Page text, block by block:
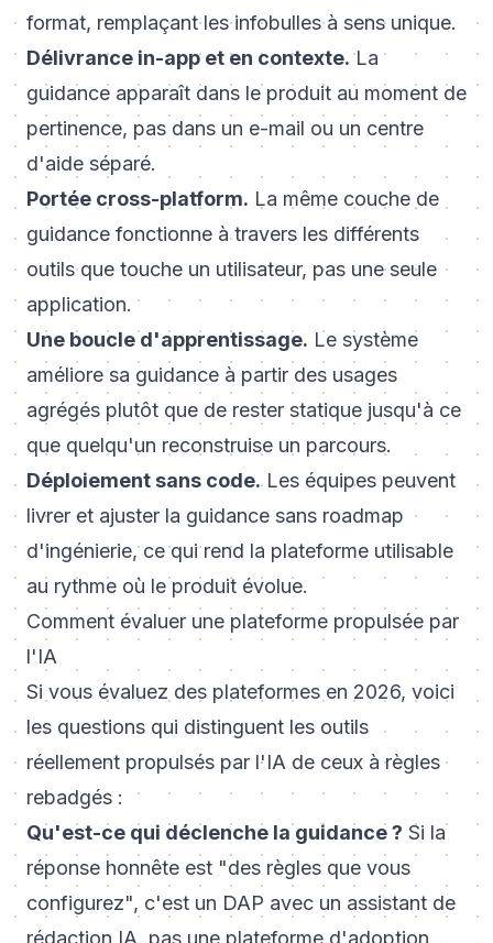
format, remplaçant les infobulles à sens unique.
Délivrance in-app et en contexte.La
guidance apparaît dans le produit au moment de
pertinence, pas dans un e-mail ou un centre
d'aide séparé.
Portée cross-platform. La même couche de
guidance fonctionne à travers les différents
outils que touche un utilisateur, pas une seule
application.
Une boucle d'apprentissage. Le système
améliore sa guidance à partir des usages
agrégés plutôt que de rester statique jusqu'à ce
que quelqu'un reconstruise un parcours.
Déploiement sans code.Les équipes peuvent
livrer et ajuster la guidance sans roadmap
d'ingénierie, ce qui rend la plateforme utilisable
au rythme où le produit évolue.
Comment évaluer une plateforme propulsée par
l'IA
Si vous évaluez des plateformes en 2026, voici
les questions qui distinguent les outils
réellement propulsés par l'IA de ceux à règles
rebadgés :
Qu'est-ce qui déclenche la guidance ? Si la
réponse honnête est "des règles que vous
configurez", c'est un DAP avec un assistant de
rédaction IA, pas une plateforme d'adoption